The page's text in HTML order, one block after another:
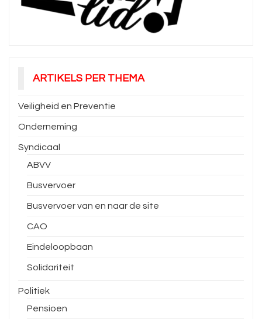
ARTIKELS PER THEMA
Veiligheid en Preventie
Onderneming
Syndicaal
ABVV
Busvervoer
Busvervoer van en naar de site
CAO
Eindeloopbaan
Solidariteit
Politiek
Pensioen